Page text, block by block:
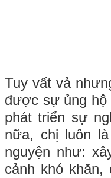
Tuy vất vả
được sự ủng hộ
phát triển sự
nữa, chị luôn
nguyện như:
cảnh khó khăn,